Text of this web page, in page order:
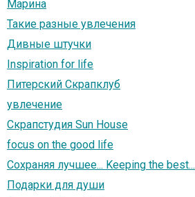
Марина
Такие разные увлечения
Дивные штучки
Inspiration for life
Питерский Скрапклуб
увлечение
Скрапстудия Sun House
focus on the good life
Сохраняя лучшее... Keeping the best...
Подарки для души